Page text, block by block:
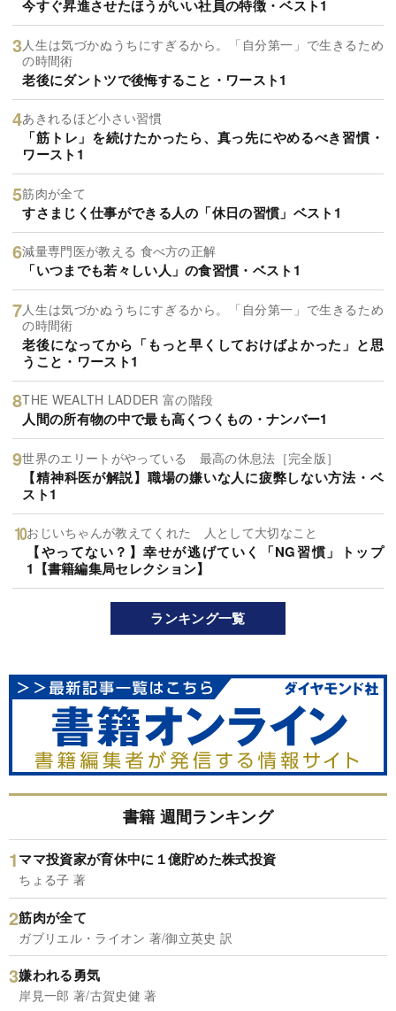
今すぐ昇進させたほうがいい社員の特徴・ベスト1
人生は気づかぬうちにすぎるから。「自分第一」で生きるため
の時間術
老後にダントツで後悔すること・ワースト1
あきれるほど小さい習慣
「筋トレ」を続けたかったら、真っ先にやめるべき習慣・
ワースト1
筋肉が全て
すさまじく仕事ができる人の「休日の習慣」ベスト1
減量専門医が教える 食べ方の正解
「いつまでも若々しい人」の食習慣・ベスト1
人生は気づかぬうちにすぎるから。「自分第一」で生きるため
の時間術
老後になってから「もっと早くしておけばよかった」と思
うこと・ワースト1
THE WEALTH LADDER 富の階段
人間の所有物の中で最も高くつくもの・ナンバー1
世界のエリートがやっている 最高の休息法［完全版］
【精神科医が解説】職場の嫌いな人に疲弊しない方法・ベ
スト1
おじいちゃんが教えてくれた 人として大切なこと
【やってない？】幸せが逃げていく「NG習慣」トップ
1【書籍編集局セレクション】
ランキング一覧
書籍 週間ランキング
ママ投資家が育休中に１億貯めた株式投資
ちょる子 著
筋肉が全て
ガブリエル・ライオン 著/御立英史 訳
嫌われる勇気
岸見一郎 著/古賀史健 著